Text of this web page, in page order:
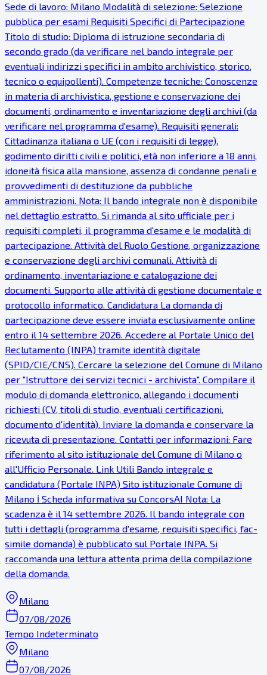
Sede di lavoro: Milano Modalità di selezione: Selezione
pubblica per esami Requisiti Specifici di Partecipazione
Titolo di studio: Diploma di istruzione secondaria di
secondo grado (da verificare nel bando integrale per
eventuali indirizzi specifici in ambito archivistico, storico,
tecnico o equipollenti). Competenze tecniche: Conoscenze
in materia di archivistica, gestione e conservazione dei
documenti, ordinamento e inventariazione degli archivi (da
verificare nel programma d'esame). Requisiti generali:
Cittadinanza italiana o UE (con i requisiti di legge),
godimento diritti civili e politici, età non inferiore a 18 anni,
idoneità fisica alla mansione, assenza di condanne penali e
provvedimenti di destituzione da pubbliche
amministrazioni. Nota: Il bando integrale non è disponibile
nel dettaglio estratto. Si rimanda al sito ufficiale per i
requisiti completi, il programma d'esame e le modalità di
partecipazione. Attività del Ruolo Gestione, organizzazione
e conservazione degli archivi comunali. Attività di
ordinamento, inventariazione e catalogazione dei
documenti. Supporto alle attività di gestione documentale e
protocollo informatico. Candidatura La domanda di
partecipazione deve essere inviata esclusivamente online
entro il 14 settembre 2026. Accedere al Portale Unico del
Reclutamento (INPA) tramite identità digitale
(SPID/CIE/CNS). Cercare la selezione del Comune di Milano
per "Istruttore dei servizi tecnici - archivista". Compilare il
modulo di domanda elettronico, allegando i documenti
richiesti (CV, titoli di studio, eventuali certificazioni,
documento d'identità). Inviare la domanda e conservare la
ricevuta di presentazione. Contatti per informazioni: Fare
riferimento al sito istituzionale del Comune di Milano o
all'Ufficio Personale. Link Utili Bando integrale e
candidatura (Portale INPA) Sito istituzionale Comune di
Milano ℹ Scheda informativa su ConcorsAI Nota: La
scadenza è il 14 settembre 2026. Il bando integrale con
tutti i dettagli (programma d'esame, requisiti specifici, fac-
simile domanda) è pubblicato sul Portale INPA. Si
raccomanda una lettura attenta prima della compilazione
della domanda.
Milano
07/08/2026
Tempo Indeterminato
Milano
07/08/2026